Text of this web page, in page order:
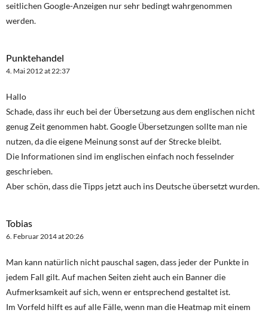
seitlichen Google-Anzeigen nur sehr bedingt wahrgenommen
werden.
Punktehandel
4. Mai 2012 at 22:37
Hallo
Schade, dass ihr euch bei der Übersetzung aus dem englischen nicht
genug Zeit genommen habt. Google Übersetzungen sollte man nie
nutzen, da die eigene Meinung sonst auf der Strecke bleibt.
Die Informationen sind im englischen einfach noch fesselnder
geschrieben.
Aber schön, dass die Tipps jetzt auch ins Deutsche übersetzt wurden.
Tobias
6. Februar 2014 at 20:26
Man kann natürlich nicht pauschal sagen, dass jeder der Punkte in
jedem Fall gilt. Auf machen Seiten zieht auch ein Banner die
Aufmerksamkeit auf sich, wenn er entsprechend gestaltet ist.
Im Vorfeld hilft es auf alle Fälle, wenn man die Heatmap mit einem